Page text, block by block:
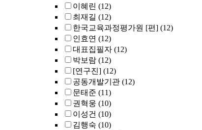
이혜린 (12)
최재길 (12)
한국교육과정평가원 [편] (12)
인효연 (12)
대표집필자 (12)
박보람 (12)
[연구진] (12)
공동개발기관 (12)
문태준 (11)
권혁웅 (10)
이성건 (10)
김행숙 (10)